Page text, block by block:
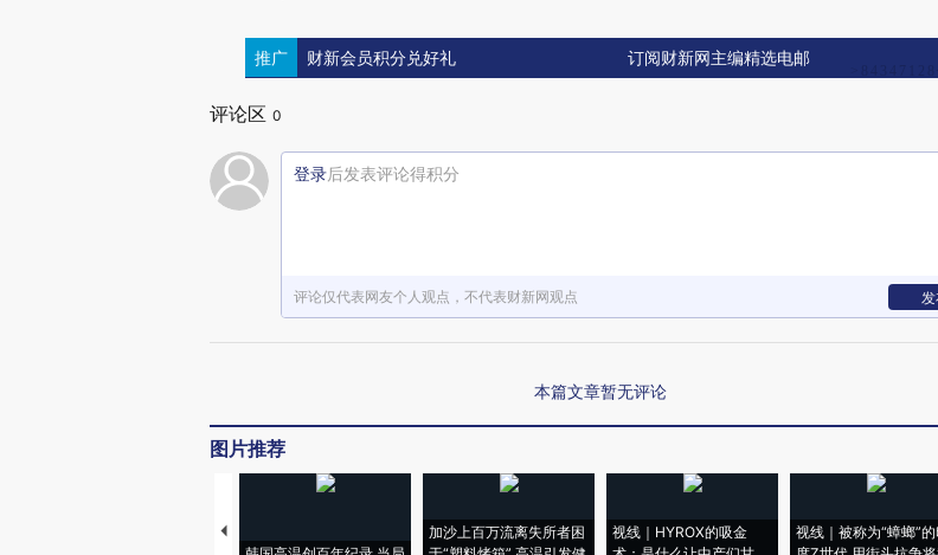
推广 财新会员积分兑好礼 订阅财新网主编精选电邮
评论区 0
登录后发表评论得积分
评论仅代表网友个人观点，不代表财新网观点
本篇文章暂无评论
图片推荐
加沙上百万流离失所者困
视线｜HYROX的吸金
视线｜被称为“蟑螂”的